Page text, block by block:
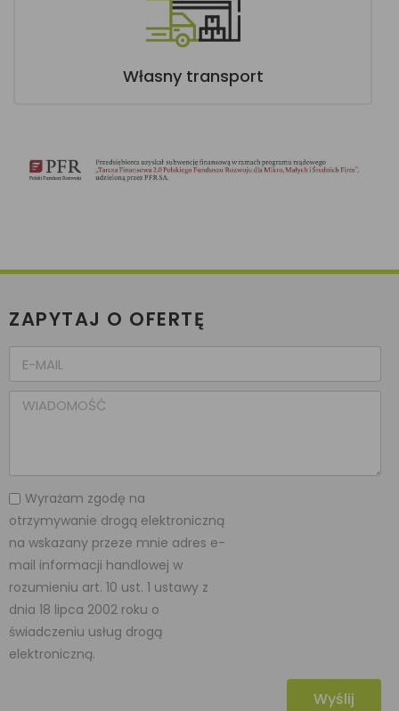
Własny transport
ZAPYTAJ O OFERTĘ
Wyrażam zgodę na
otrzymywanie drogą elektroniczną
na wskazany przeze mnie adres e-
mail informacji handlowej w
rozumieniu art. 10 ust. 1 ustawy z
dnia 18 lipca 2002 roku o
świadczeniu usług drogą
elektroniczną.
Wyślij